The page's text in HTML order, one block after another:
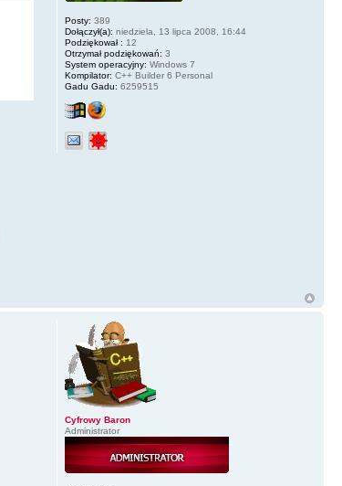
Posty: 389
Dołączył(a): niedziela, 13 lipca 2008, 16:44
Podziękował : 12
Otrzymał podziękowań: 3
System operacyjny: Windows 7
Kompilator: C++ Builder 6 Personal
Gadu Gadu: 6259515
Cyfrowy Baron
Administrator